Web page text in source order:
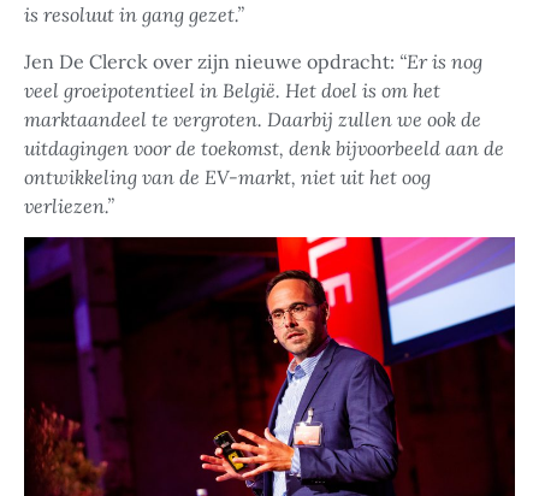
is resoluut in gang gezet.”
Jen De Clerck over zijn nieuwe opdracht: “Er is nog
veel groeipotentieel in België. Het doel is om het
marktaandeel te vergroten. Daarbij zullen we ook de
uitdagingen voor de toekomst, denk bijvoorbeeld aan de
ontwikkeling van de EV-markt, niet uit het oog
verliezen.”